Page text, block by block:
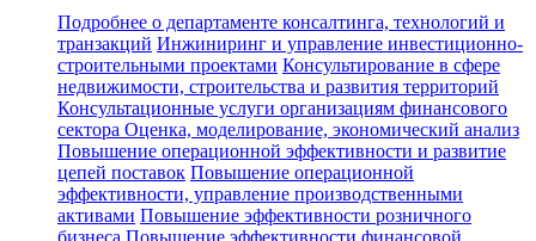
Подробнее о департаменте консалтинга, технологий и
транзакций Инжиниринг и управление инвестиционно-
строительными проектами Консультирование в сфере
недвижимости, строительства и развития территорий
Консультационные услуги организациям финансового
сектора Оценка, моделирование, экономический анализ
Повышение операционной эффективности и развитие
цепей поставок Повышение операционной
эффективности, управление производственными
активами Повышение эффективности розничного
бизнеса Повышение эффективности финансовой